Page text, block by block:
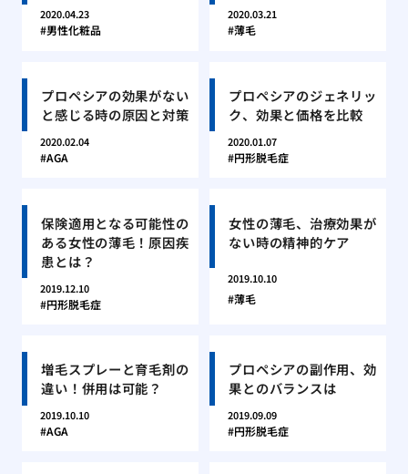
2020.04.23
男性化粧品
2020.03.21
薄毛
プロペシアの効果がない
と感じる時の原因と対策
2020.02.04
AGA
プロペシアのジェネリッ
ク、効果と価格を比較
2020.01.07
円形脱毛症
保険適用となる可能性の
ある女性の薄毛！原因疾
患とは？
2019.12.10
円形脱毛症
女性の薄毛、治療効果が
ない時の精神的ケア
2019.10.10
薄毛
増毛スプレーと育毛剤の
違い！併用は可能？
2019.10.10
AGA
プロペシアの副作用、効
果とのバランスは
2019.09.09
円形脱毛症